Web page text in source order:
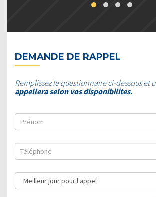
DEMANDE DE RAPPEL
Remplissez le questionnaire ci-dessous et
appellera selon vos disponibilites.